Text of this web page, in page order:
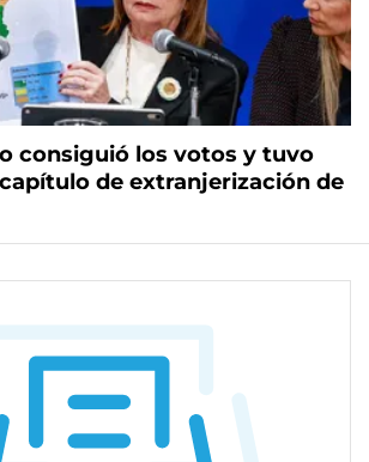
consiguió los votos y tuvo
de extranjerización de